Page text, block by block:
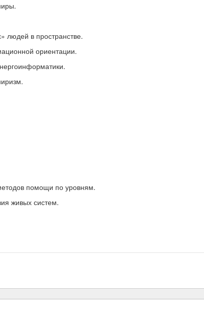
людей в пространстве.
ориентации.
помощи по уровням.
живых систем.